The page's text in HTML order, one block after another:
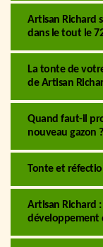
Artisan Richard
dans le tout le
La tonte de
de Artisan
Quand faut-il
nouveau gazon ?
Tonte et
Artisan Richard
développement